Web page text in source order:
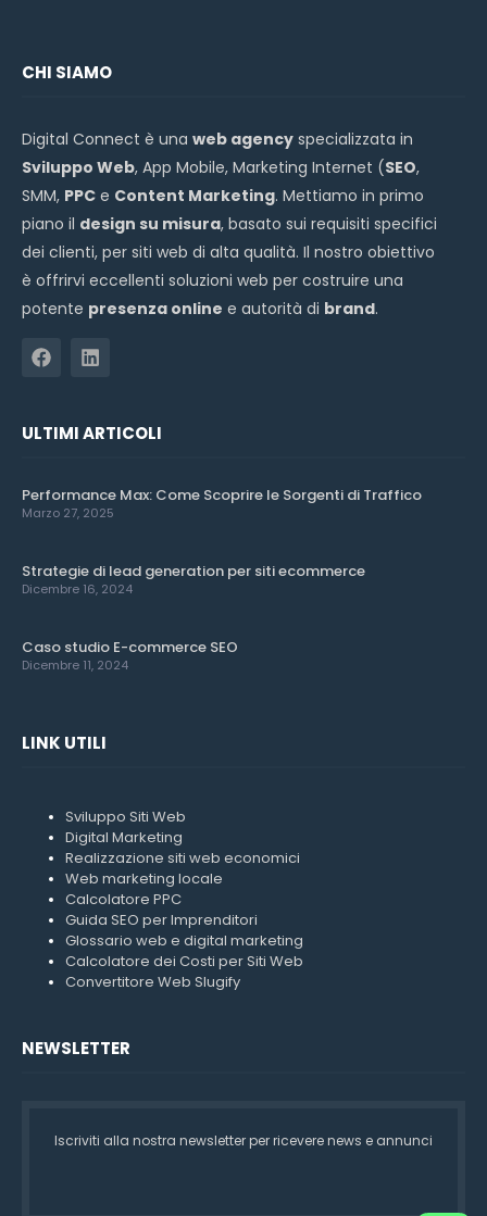
CHI SIAMO
Digital Connect è una web agency specializzata in
Sviluppo Web, App Mobile, Marketing Internet (SEO,
SMM, PPC e Content Marketing. Mettiamo in primo
piano il design su misura, basato sui requisiti specifici
dei clienti, per siti web di alta qualità. Il nostro obiettivo
è offrirvi eccellenti soluzioni web per costruire una
potente presenza online e autorità di brand.
ULTIMI ARTICOLI
Performance Max: Come Scoprire le Sorgenti di Traffico
Marzo 27, 2025
Strategie di lead generation per siti ecommerce
Dicembre 16, 2024
Caso studio E-commerce SEO
Dicembre 11, 2024
LINK UTILI
Sviluppo Siti Web
Digital Marketing
Realizzazione siti web economici
Web marketing locale
Calcolatore PPC
Guida SEO per Imprenditori
Glossario web e digital marketing
Calcolatore dei Costi per Siti Web
Convertitore Web Slugify
NEWSLETTER
Iscriviti alla nostra newsletter per ricevere news e annunci